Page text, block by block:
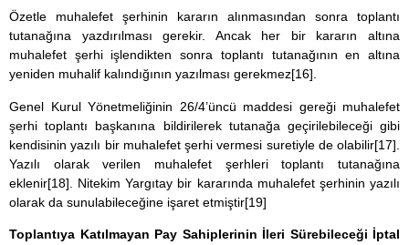
Özetle muhalefet şerhinin kararın alınmasından sonra toplantı
tutanağına yazdırılması gerekir. Ancak her bir kararın altına
muhalefet şerhi işlendikten sonra toplantı tutanağının en altına
yeniden muhalif kalındığının yazılması gerekmez[16].
Genel Kurul Yönetmeliğinin 26/4’üncü maddesi gereği muhalefet
şerhi toplantı başkanına bildirilerek tutanağa geçirilebileceği gibi
kendisinin yazılı bir muhalefet şerhi vermesi suretiyle de olabilir[17]
Yazılı olarak verilen muhalefet şerhleri toplantı tutanağına
eklenir[18] . Nitekim Yargıtay bir kararında muhalefet şerhinin yazılı
olarak da sunulabileceğine işaret etmiştir[19]
Toplantıya Katılmayan Pay Sahiplerinin İleri Sürebileceği İptal